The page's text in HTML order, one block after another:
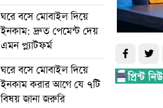
ঘরে বসে মোবাইল দিয়ে
ইনকাম: দ্রুত পেমেন্ট দেয়
এমন প্ল্যাটফর্ম
ঘরে বসে মোবাইল দিয়ে
ইনকাম করার আগে যে ৭টি
বিষয় জানা জরুরি